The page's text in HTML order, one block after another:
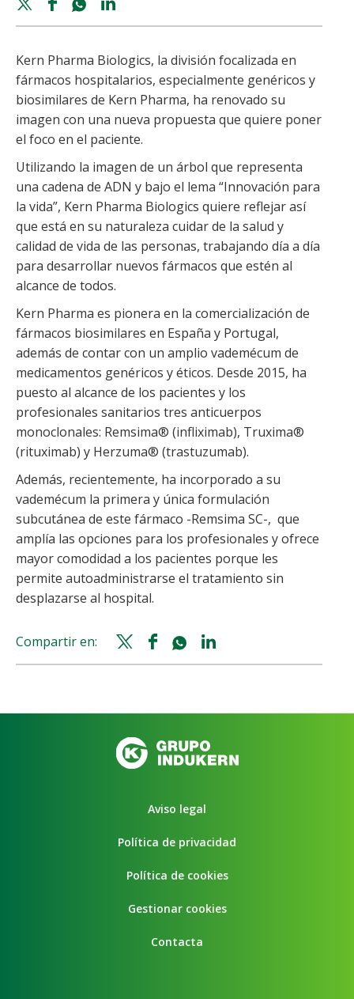
shareshareshareshare
Kern Pharma Biologics, la división focalizada en
fármacos hospitalarios, especialmente genéricos y
biosimilares de Kern Pharma, ha renovado su
imagen con una nueva propuesta que quiere poner
el foco en el paciente.
Utilizando la imagen de un árbol que representa
una cadena de ADN y bajo el lema “Innovación para
la vida”, Kern Pharma Biologics quiere reflejar así
que está en su naturaleza cuidar de la salud y
calidad de vida de las personas, trabajando día a día
para desarrollar nuevos fármacos que estén al
alcance de todos.
Kern Pharma es pionera en la comercialización de
fármacos biosimilares en España y Portugal,
además de contar con un amplio vademécum de
medicamentos genéricos y éticos. Desde 2015, ha
puesto al alcance de los pacientes y los
profesionales sanitarios tres anticuerpos
monoclonales: Remsima® (infliximab), Truxima®
(rituximab) y Herzuma® (trastuzumab).
Además, recientemente, ha incorporado a su
vademécum la primera y única formulación
subcutánea de este fármaco -Remsima SC-, que
amplía las opciones para los profesionales y ofrece
mayor comodidad a los pacientes porque les
permite autoadministrarse el tratamiento sin
desplazarse al hospital.
Compartir en:
Twitter
share
Facebook
share
Whatsapp
shareshare
Aviso legal
Política de privacidad
Política de cookies
Gestionar cookies
Contacta